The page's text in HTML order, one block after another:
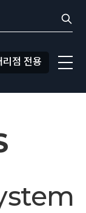
리점 전용